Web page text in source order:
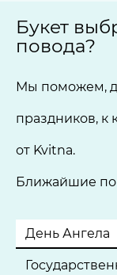
Букет
повода?
Мы поможем,
праздников, к
от Kvitna.
Ближайшие
День Ангела